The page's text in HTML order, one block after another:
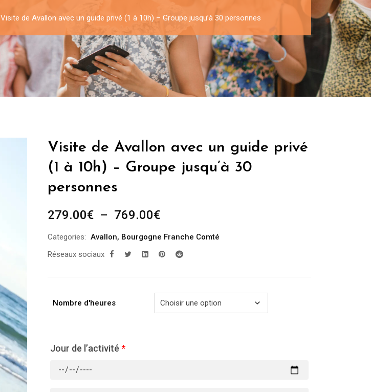
Visite de Avallon avec un guide privé (1 à 10h) – Groupe jusqu’à 30 personnes
Visite de Avallon avec un guide privé
(1 à 10h) – Groupe jusqu’à 30
personnes
279.00€ – 769.00€Plage
prix :
279.00€
Categories: Avallon, Bourgogne Franche Comté
Réseaux sociaux
Nombre d'heures
Jour de l’activité *